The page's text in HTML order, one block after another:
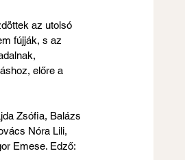
az utolsó
fújják, s az
előre a
Zsófia, Balázs
Nóra Lili,
Emese. Edző: